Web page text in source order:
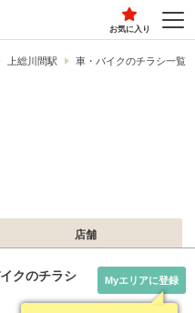
お気に入り
上総川間駅 車・バイクのチラシ一覧
店舗
クのチラシ
Myエリアに登録